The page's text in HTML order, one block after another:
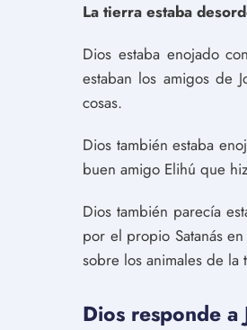
La tierra estaba
Dios estaba enojado
estaban los amigos de
cosas.
Dios también estaba
buen amigo Elihú que
Dios también parecía
por el propio Satanás
sobre los animales de
Dios responde a